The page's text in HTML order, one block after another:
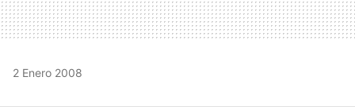
2 Enero 2008